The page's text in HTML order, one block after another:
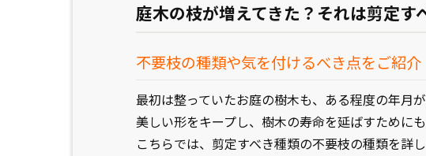
庭木の枝が増えてきた？それは剪定す
不要枝の種類や気を付けるべき点をご紹介
最初は整っていたお庭の樹木も、ある程度の年月
美しい形をキープし、樹木の寿命を延ばすために
こちらでは、剪定すべき種類の不要枝の種類を詳